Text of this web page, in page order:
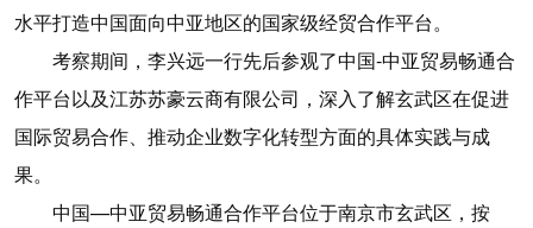
水平打造中国面向中亚地区的国家级经贸合作平台。
考察期间，李兴远一行先后参观了中国-中亚贸易畅通合
作平台以及江苏苏豪云商有限公司，深入了解玄武区在促进
国际贸易合作、推动企业数字化转型方面的具体实践与成
果。
中国—中亚贸易畅通合作平台位于南京市玄武区，按